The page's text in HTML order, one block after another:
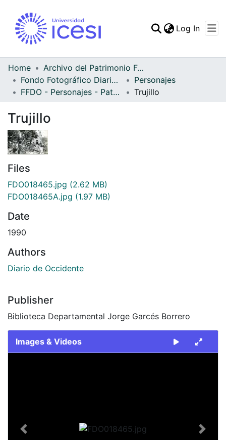
Statistics
Log In
Home
Archivo del Patrimonio Fotográfico y Fílmico del Valle del Cauca
Fondo Fotográfico Diario Occidente
Personajes
FFDO - Personajes - Patrimonial
Trujillo
Trujillo
Files
FDO018465.jpg (2.62 MB)
FDO018465A.jpg (1.97 MB)
Date
1990
Authors
Diario de Occidente
Publisher
Biblioteca Departamental Jorge Garcés Borrero
Images & Videos
Previous Next